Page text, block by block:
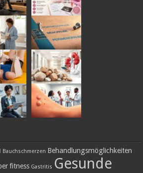
Bauchschmerzen Behandlungsmöglichkeiten
fitness Gastritis Gesunde